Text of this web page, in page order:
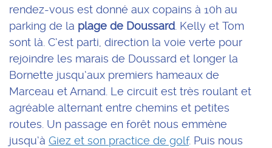
rendez-vous est donné aux copains à 10h au
parking de la plage de Doussard . Kelly et Tom
sont là. C’est parti, direction la voie verte pour
rejoindre les marais de Doussard et longer la
Bornette jusqu’aux premiers hameaux de
Marceau et Arnand. Le circuit est très roulant et
agréable alternant entre chemins et petites
routes. Un passage en forêt nous emmène
jusqu’à Giez et son practice de golf. Puis nous